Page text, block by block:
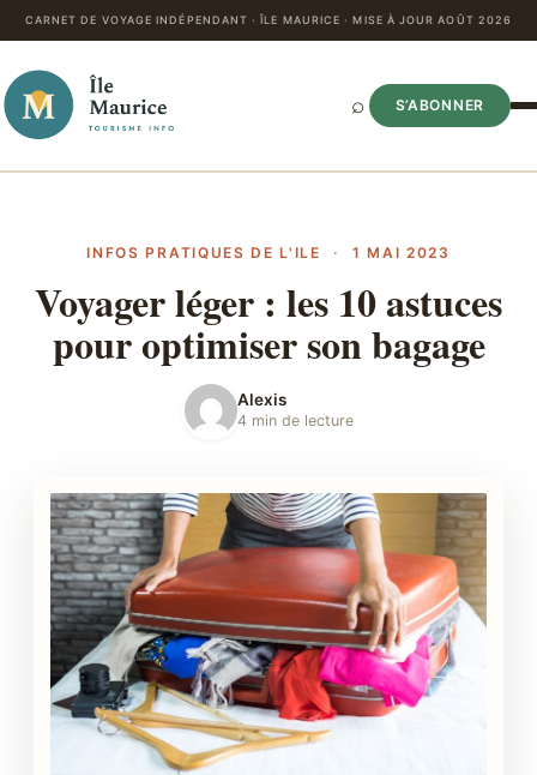
CARNET DE VOYAGE INDÉPENDANT · ÎLE MAURICE · MISE À JOUR AOÛT 2026
⌕ S’ABONNER
INFOS PRATIQUES DE L'ILE · 1 MAI 2023
Voyager léger : les 10 astuces
pour optimiser son bagage
Alexis
4 min de lecture